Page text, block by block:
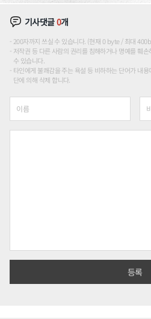
기사댓글0개
200자까지 쓰실 수 있습니다. (현재 0 byte / 최대
저작권 등 다른 사람의 권리를 침해하거나 명예를 훼
수 있습니다.
타인에게 불쾌감을 주는 욕설 등 비하하는 단어가 내
단에 의해 삭제 합니다.